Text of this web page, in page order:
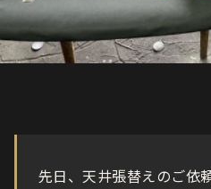
先日、天井張替えのご依